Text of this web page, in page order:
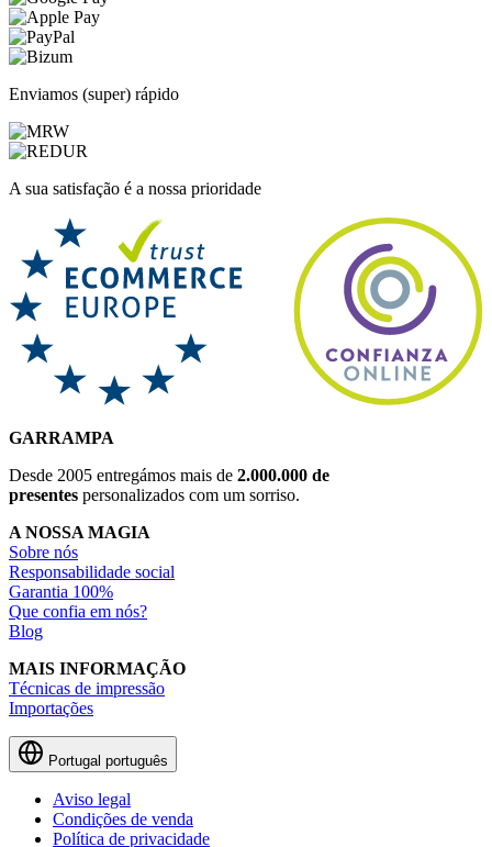
Enviamos (super) rápido
A sua satisfação é a nossa prioridade
GARRAMPA
Desde 2005 entregámos mais de 2.000.000 de
presentes personalizados com um sorriso.
A NOSSA MAGIA
Sobre nós
Responsabilidade social
Garantia 100%
Que confia em nós?
Blog
MAIS INFORMAÇÃO
Técnicas de impressão
Importações
Portugal português
Aviso legal
Condições de venda
Política de privacidade